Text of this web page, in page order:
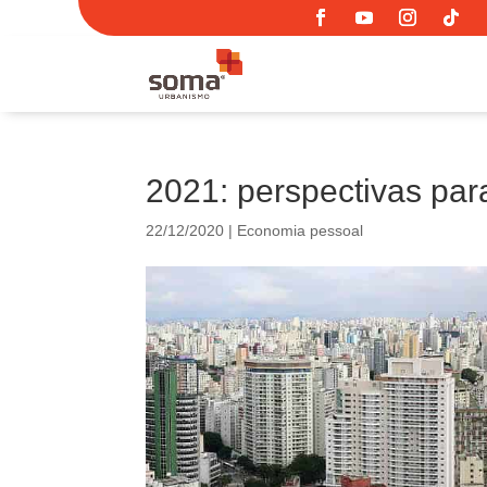
2021: perspectivas
22/12/2020 | Economia pessoal